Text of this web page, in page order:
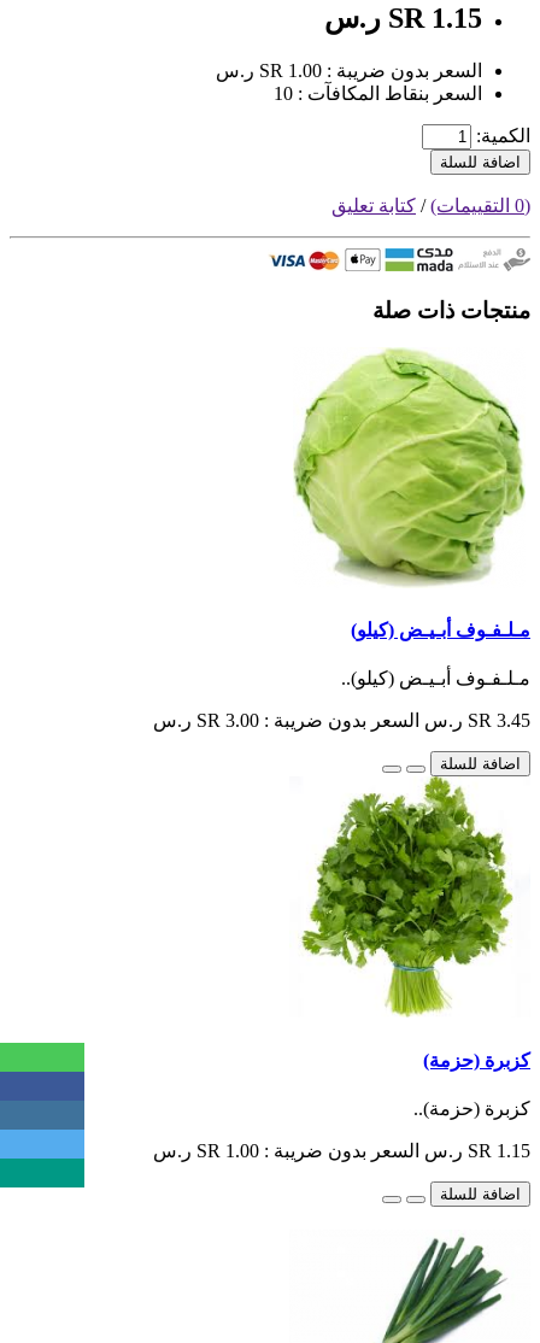
SR 1.15 ر.س
السعر بدون ضريبة : SR 1.00 ر.س
السعر بنقاط المكافآت : 10
الكمية:
اضافة للسلة
(0 التقييمات) / كتابة تعليق
منتجات ذات صلة
مـلـفـوف أبـيـض (كيلو)
مـلـفـوف أبـيـض (كيلو)..
SR 3.45 ر.س السعر بدون ضريبة : SR 3.00 ر.س
اضافة للسلة
كزبرة (حزمة)
كزبرة (حزمة)..
SR 1.15 ر.س السعر بدون ضريبة : SR 1.00 ر.س
اضافة للسلة